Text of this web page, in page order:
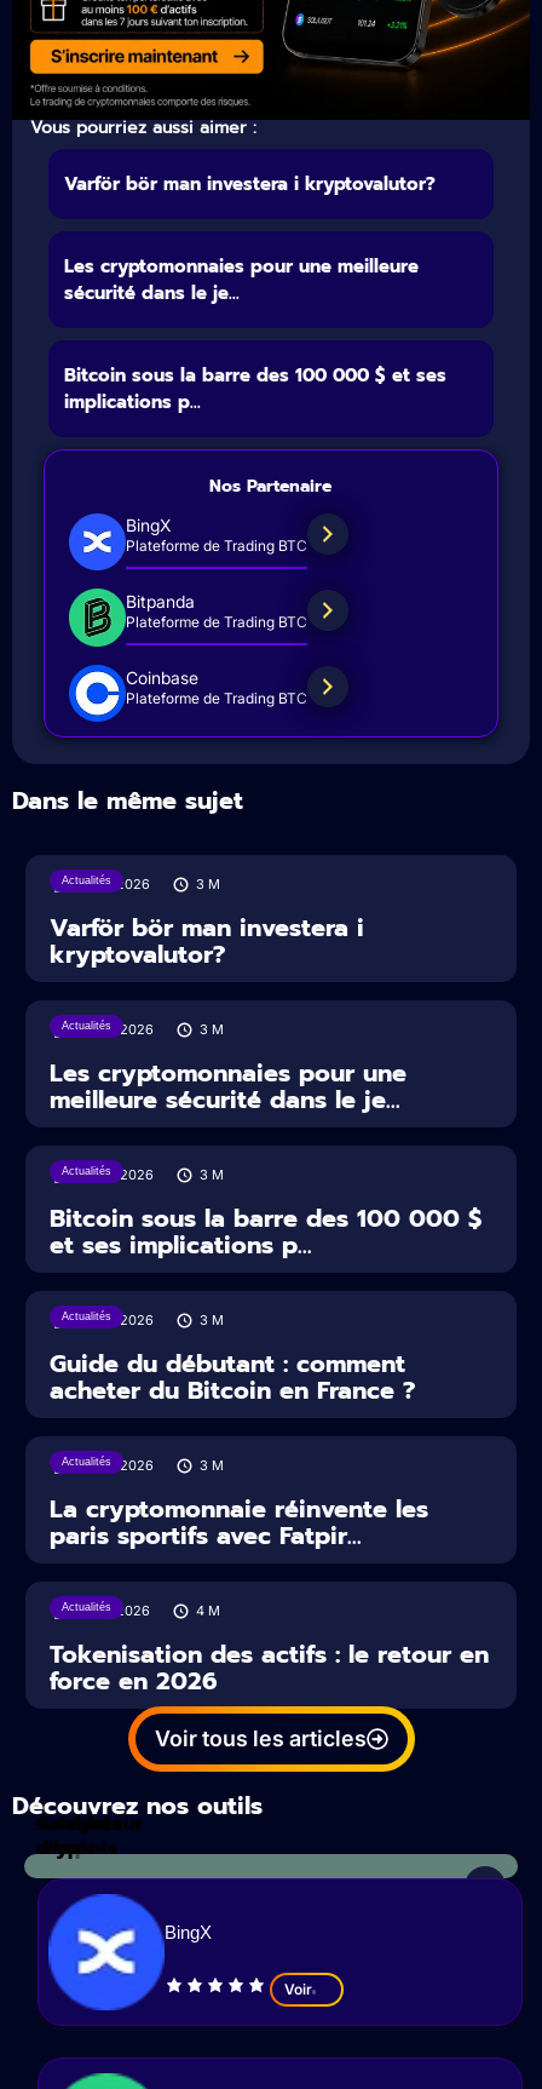
Vous pourriez aussi aimer :
Varför bör man investera i kryptovalutor?
Les cryptomonnaies pour une meilleure
sécurité dans le je...
Bitcoin sous la barre des 100 000 $ et ses
implications p...
Nos Partenaire
BingX
Plateforme de Trading BTC
Bitpanda
Plateforme de Trading BTC
Coinbase
Plateforme de Trading BTC
Dans le même sujet
Actualités
31/07/2026 3 M
Varför bör man investera i
kryptovalutor?
Actualités
30/07/2026 3 M
Les cryptomonnaies pour une
meilleure sécurité dans le je...
Actualités
29/07/2026 3 M
Bitcoin sous la barre des 100 000 $
et ses implications p...
Actualités
29/07/2026 3 M
Guide du débutant : comment
acheter du Bitcoin en France ?
Actualités
22/07/2026 3 M
La cryptomonnaie réinvente les
paris sportifs avec Fatpir...
Actualités
16/07/2026 4 M
Tokenisation des actifs : le retour en
force en 2026
Voir tous les articles
Découvrez nos outils
Calculateur
d'impots
Analyses
crypto
BingX
Voir